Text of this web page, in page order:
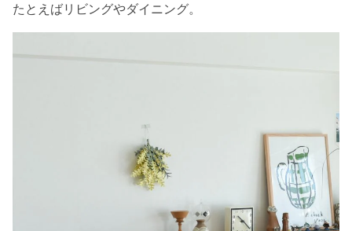
たとえばリビングやダイニング。